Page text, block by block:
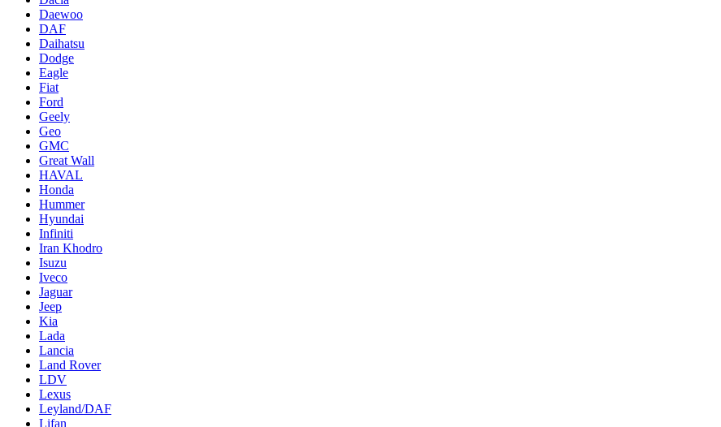
Daewoo
DAF
Daihatsu
Dodge
Eagle
Fiat
Ford
Geely
Geo
GMC
Great Wall
HAVAL
Honda
Hummer
Hyundai
Infiniti
Iran Khodro
Isuzu
Iveco
Jaguar
Jeep
Kia
Lada
Lancia
Land Rover
LDV
Lexus
Leyland/DAF
Lifan